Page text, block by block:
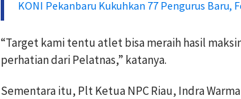
KONI Pekanbaru Kukuhkan 77 Pengurus
“Target kami tentu atlet bisa meraih hasil
perhatian dari Pelatnas,” katanya.
Sementara itu, Plt Ketua NPC Riau, Indra